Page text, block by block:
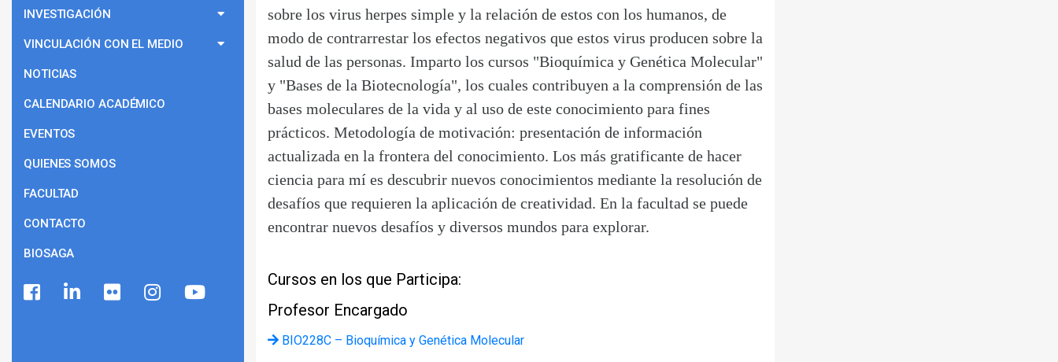
sobre los virus herpes simple y la relación de estos con los humanos, de
modo de contrarrestar los efectos negativos que estos virus producen sobre la
salud de las personas. Imparto los cursos "Bioquímica y Genética Molecular"
y "Bases de la Biotecnología", los cuales contribuyen a la comprensión de las
bases moleculares de la vida y al uso de este conocimiento para fines
prácticos. Metodología de motivación: presentación de información
actualizada en la frontera del conocimiento. Los más gratificante de hacer
ciencia para mí es descubrir nuevos conocimientos mediante la resolución de
desafíos que requieren la aplicación de creatividad. En la facultad se puede
encontrar nuevos desafíos y diversos mundos para explorar.
Cursos en los que Participa:
Profesor Encargado
BIO228C – Bioquímica y Genética Molecular
INVESTIGACIÓN
VINCULACIÓN CON EL MEDIO
NOTICIAS
CALENDARIO ACADÉMICO
EVENTOS
QUIENES SOMOS
FACULTAD
CONTACTO
BIOSAGA